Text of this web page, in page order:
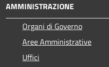
AMMINISTRAZIONE
Organi di Governo
Aree Amministrative
Uffici